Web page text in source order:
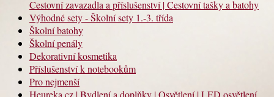
Cestovní zavazadla a příslušenství | Cestovní tašky a batohy
Výhodné sety - Školní sety 1.-3. třída
Školní batohy
Školní penály
Dekorativní kosmetika
Příslušenství k notebookům
Pro nejmenší
Heureka.cz | Bydlení a doplňky | Osvětlení | LED osvětlení